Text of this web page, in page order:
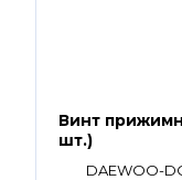
Винт
шт.)
DAEWOO-